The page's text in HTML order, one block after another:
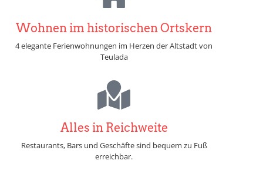
Wohnen im historischen Ortskern
4 elegante Ferienwohnungen im Herzen der Altstadt von
Teulada
Alles in Reichweite
Restaurants, Bars und Geschäfte sind bequem zu Fuß
erreichbar.